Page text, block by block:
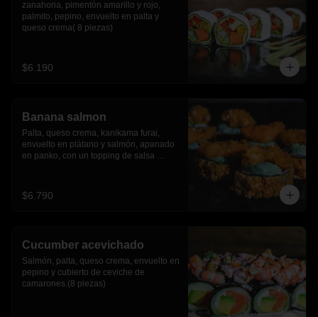
zanahoria, pimentón amarillo y rojo,
palmito, pepino, envuelto en palta y
queso crema( 8 piezas)
$6.190
Banana salmon
Palta, queso crema, kanikama furai,
envuelto en plátano y salmón, apanado
en panko, con un topping de salsa
$6.790
Cucumber acevichado
Salmón, palta, queso crema, envuelto en
pepino y cubierto de ceviche de
camarones.(8 piezas)